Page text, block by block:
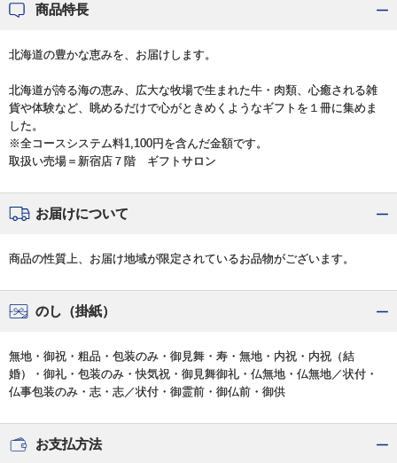
商品特長
北海道の豊かな恵みを、お届けします。
北海道が誇る海の恵み、広大な牧場で生まれた牛・肉類、心癒される雑
貨や体験など、眺めるだけで心がときめくようなギフトを１冊に集めま
した。
※全コースシステム料1,100円を含んだ金額です。
取扱い売場＝新宿店７階 ギフトサロン
お届けについて
商品の性質上、お届け地域が限定されているお品物がございます。
のし（掛紙）
無地・御祝・粗品・包装のみ・御見舞・寿・無地・内祝・内祝（結
婚）・御礼・包装のみ・快気祝・御見舞御礼・仏無地・仏無地／状付・
仏事包装のみ・志・志／状付・御霊前・御仏前・御供
お支払方法